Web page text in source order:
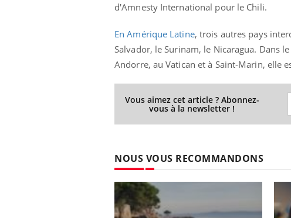
d'Amnesty International pour le Chili.
En Amérique Latine, trois autres pays
Salvador, le Surinam, le Nicaragua. Dans
Andorre, au Vatican et à Saint-Marin, elle
Vous aimez cet article ? Abonnez-
vous à la newsletter !
NOUS VOUS RECOMMANDONS